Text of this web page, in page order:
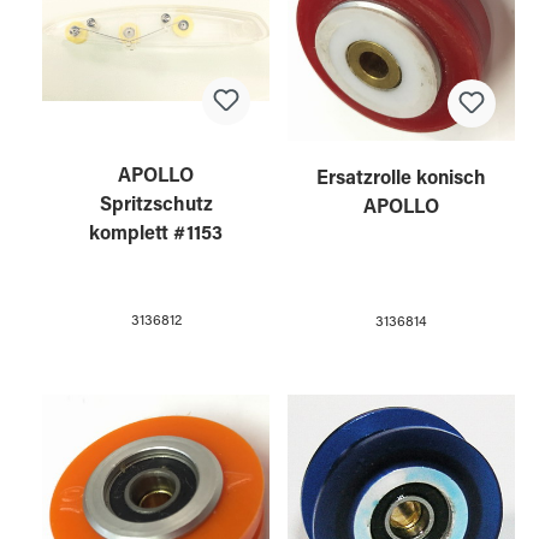
APOLLO
Spritzschutz
komplett #1153
3136812
Ersatzrolle konisch
APOLLO
3136814